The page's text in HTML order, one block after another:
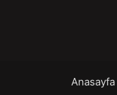
Anasayfa